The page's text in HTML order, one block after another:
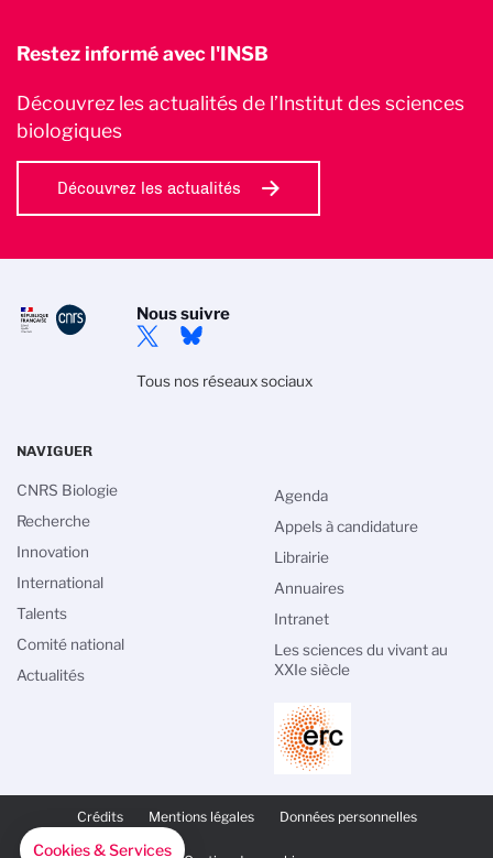
Restez informé avec l'INSB
Découvrez les actualités de l’Institut des sciences
biologiques
Découvrez les actualités
Nous suivre
Tous nos réseaux sociaux
PAGE
SECONDAIRE
Crédits Mentions légales Données personnelles
NAVIGUER
CNRS Biologie
Recherche
Innovation
International
Talents
Comité national
Actualités
Agenda
Appels à candidature
Librairie
Annuaires
Intranet
Les sciences du vivant au
XXIe siècle
Cookies & Services